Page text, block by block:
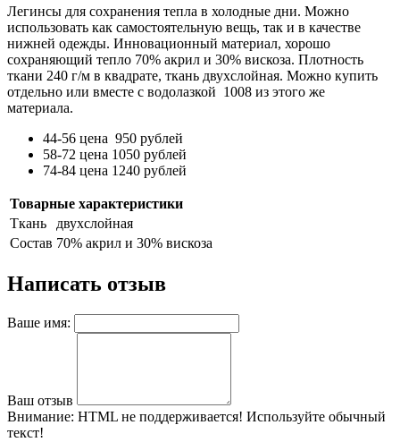
Легинсы для сохранения тепла в холодные дни. Можно
использовать как самостоятельную вещь, так и в качестве
нижней одежды. Инновационный материал, хорошо
сохраняющий тепло 70% акрил и 30% вискоза. Плотность
ткани 240 г/м в квадрате, ткань двухслойная. Можно купить
отдельно или вместе с водолазкой 1008 из этого же
материала.
44-56 цена 950 рублей
58-72 цена 1050 рублей
74-84 цена 1240 рублей
Товарные характеристики
Ткань
двухслойная
Состав 70% акрил и 30% вискоза
Написать отзыв
Ваше имя:
Ваш отзыв
Внимание: HTML не поддерживается! Используйте обычный
текст!